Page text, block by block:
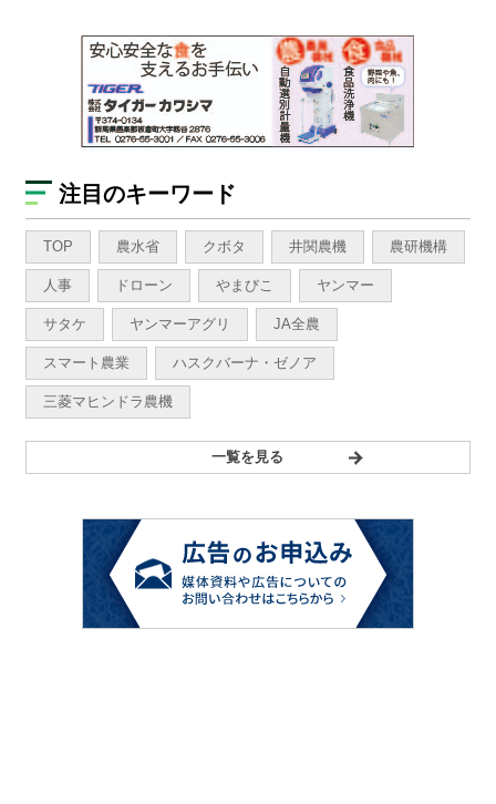
注目のキーワード
TOP 農水省 クボタ 井関農機 農研機構
人事 ドローン やまびこ ヤンマー
サタケ ヤンマーアグリ JA全農
スマート農業 ハスクバーナ・ゼノア
三菱マヒンドラ農機
一覧を見る